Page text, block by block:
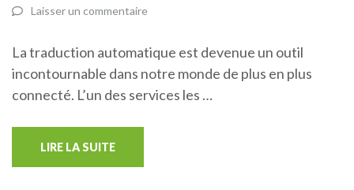
Laisser un commentaire
La traduction automatique est devenue un outil
incontournable dans notre monde de plus en plus
connecté. L’un des services les …
LIRE LA SUITE